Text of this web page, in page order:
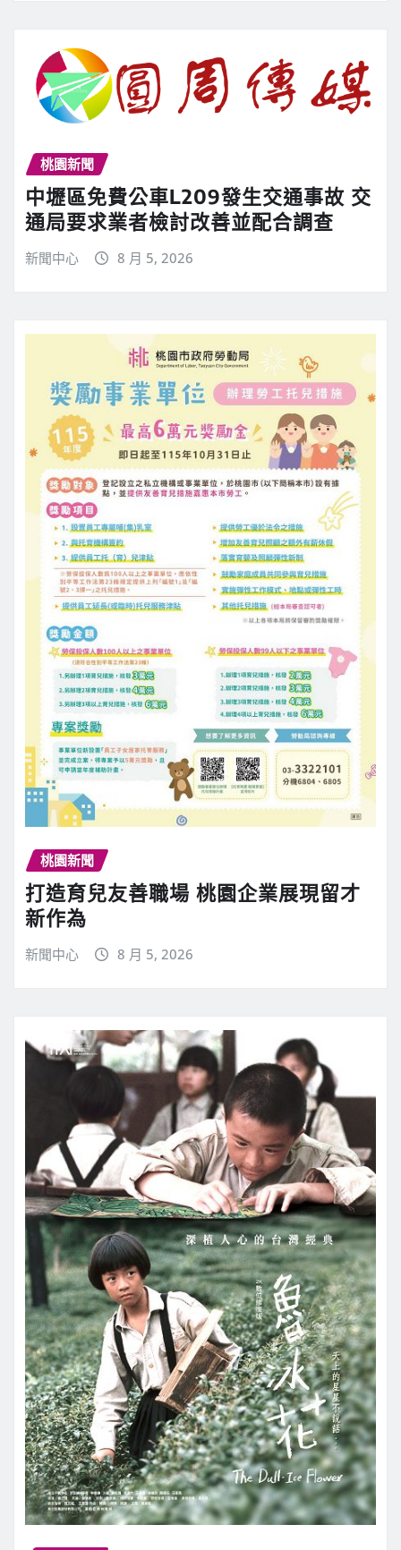
桃園新聞
中壢區免費公車L209發生交通事故 交
通局要求業者檢討改善並配合調查
新聞中心 8 月 5, 2026
桃園新聞
打造育兒友善職場 桃園企業展現留才
新作為
新聞中心 8 月 5, 2026